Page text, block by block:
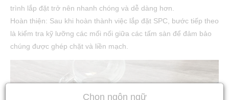
trình lắp đặt trở nên nhanh chóng và dễ dàng hơn.
Hoàn thiện: Sau khi hoàn thành việc lắp đặt SPC, bước tiếp theo
là kiểm tra kỹ lưỡng các mối nối giữa các tấm sàn để đảm bảo
chúng được ghép chặt và liền mạch.
Chọn ngôn ngữ